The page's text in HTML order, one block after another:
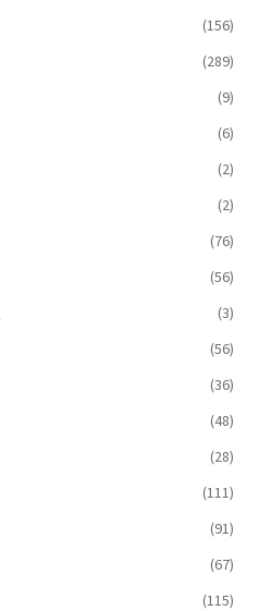
(156)
(289)
(9)
(6)
(2)
(2)
(76)
(56)
(3)
(56)
(36)
(48)
(28)
(111)
(91)
(67)
(115)